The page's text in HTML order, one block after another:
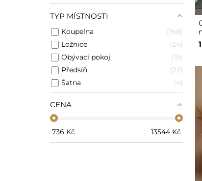
TYP MÍSTNOSTI
Koupelna
168
Ložnice
24
Obývací pokoj
19
Předsíň
22
Šatna
4
CENA
736 Kč 13544 Kč